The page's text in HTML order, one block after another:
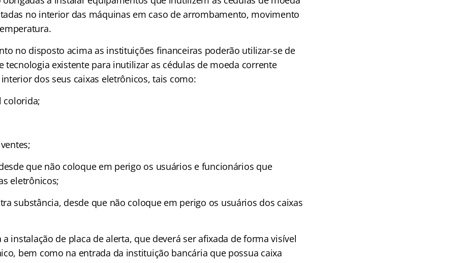
no interior das máquinas em caso de arrombamento, movimento
no disposto acima as instituições financeiras poderão utilizar-se de
tecnologia existente para inutilizar as cédulas de moeda corrente
dos seus caixas eletrônicos, tais como:
colorida;
que não coloque em perigo os usuários e funcionários que
eletrônicos;
substância, desde que não coloque em perigo os usuários dos caixas
a instalação de placa de alerta, que deverá ser afixada de forma visível
bem como na entrada da instituição bancária que possua caixa